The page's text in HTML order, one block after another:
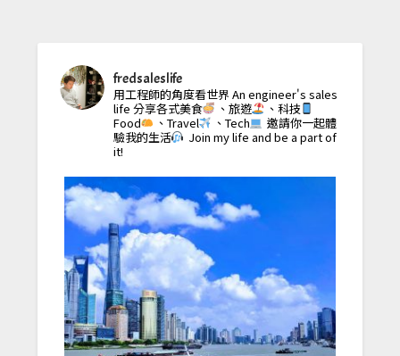
fredsaleslife
用工程師的角度看世界 An engineer's sales
life 分享各式美食 、旅遊
、科技
Food
、Travel 、Tech
邀請你一起體
驗我的生活
Join my life and be a part of
it!